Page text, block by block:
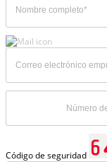
Código de seguridad